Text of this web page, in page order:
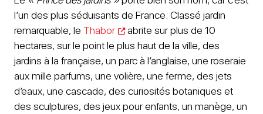
l’un des plus séduisants de France. Classé jardin
remarquable, le Thabor
abrite sur plus de 10
hectares, sur le point le plus haut de la ville, des
jardins à la française, un parc à l’anglaise, une roseraie
aux mille parfums, une volière, une ferme, des jets
d’eaux, une cascade, des curiosités botaniques et
des sculptures, des jeux pour enfants, un manège, un